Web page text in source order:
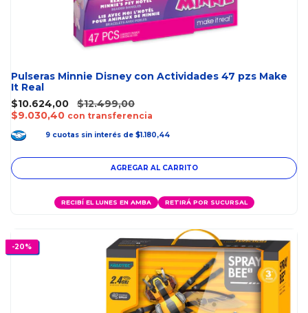
Pulseras Minnie Disney con Actividades 47 pzs Make
It Real
$10.624,00
$12.499,00
$9.030,40 con transferencia
9 cuotas sin interés de $1.180,44
RECIBÍ EL LUNES EN AMBA RETIRÁ POR SUCURSAL
-20%